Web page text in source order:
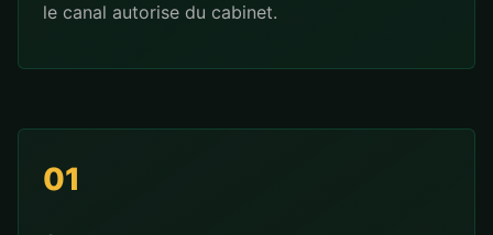
le canal autorise du cabinet.
01